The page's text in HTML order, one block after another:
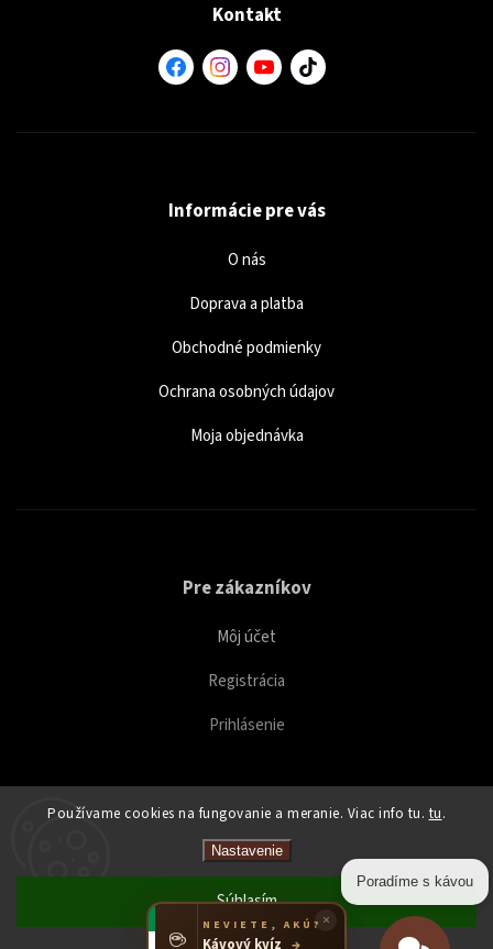
Používame cookies na fungovanie a meranie. Viac info tu. tu.
Nastavenie
Súhlasím
Kontakt
Informácie pre vás
O nás
Doprava a platba
Obchodné podmienky
Ochrana osobných údajov
Moja objednávka
Pre zákazníkov
Môj účet
Registrácia
Prihlásenie
Caffeitaliano. Všetky práva vyhradené.
Upraviť nastavenie cookies
Poradíme s kávou
×
NEVIETE, AKÚ?
Kávový kvíz →